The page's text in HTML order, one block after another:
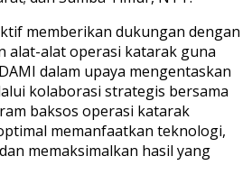
memberikan dukungan dengan
alat-alat operasi katarak guna
dalam upaya mengentaskan
kolaborasi strategis bersama
baksos operasi katarak
memanfaatkan teknologi,
memaksimalkan hasil yang